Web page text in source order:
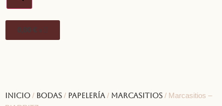
0,00 €
Inicio / Bodas / Papelería / Marcasitios / Marcasitios –